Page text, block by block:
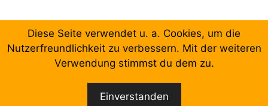
Chronologische Aufzählung der Beiträge
Diese Seite verwendet u. a. Cookies, um die
Nutzerfreundlichkeit zu verbessern. Mit der weiteren
Verwendung stimmst du dem zu.
Einverstanden